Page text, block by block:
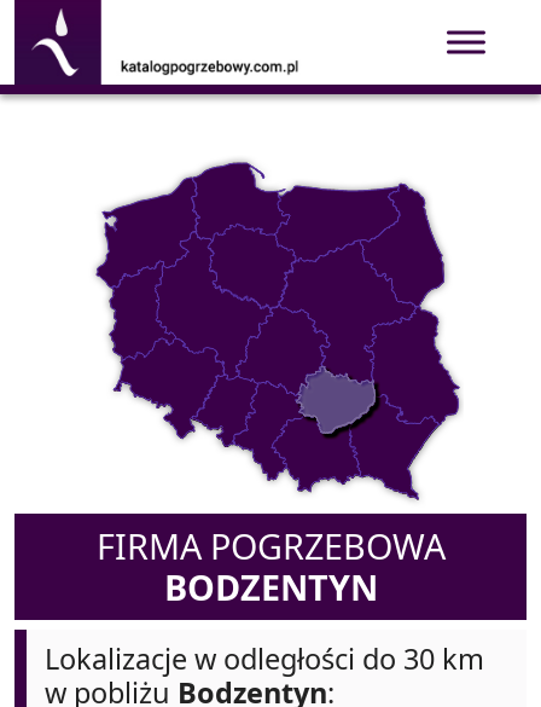
FIRMA POGRZEBOWA
BODZENTYN
Lokalizacje w odległości do 30 km
w pobliżu Bodzentyn: